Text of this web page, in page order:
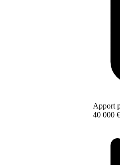
Apport
40 000 €